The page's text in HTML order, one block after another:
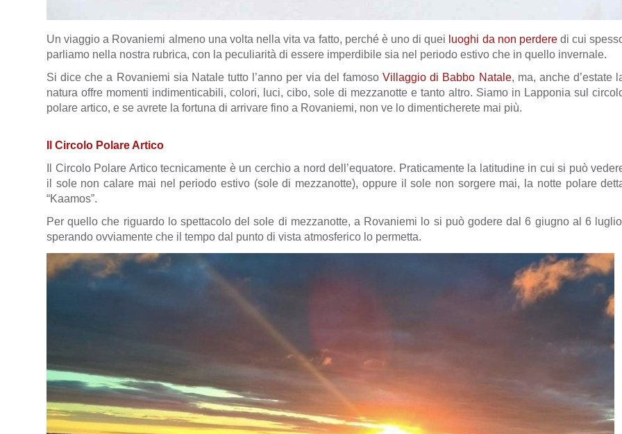
Un viaggio a Rovaniemi almeno una volta nella vita va fatto, perché è uno di quei luoghi da non perderedi cui
parliamo nella nostra rubrica, con la peculiarità di essere imperdibile sia nel periodo estivo che in quello invernale.
Si dice che a Rovaniemi sia Natale tutto l’anno per via del famosoVillaggio di Babbo Natale, ma, anche d’estate
natura offre momenti indimenticabili, colori, luci, cibo, sole di mezzanotte e tanto altro. Siamo in Lapponia sul
polare artico, e se avrete la fortuna di arrivare fino a Rovaniemi, non ve lo dimenticherete mai più.
Il Circolo Polare Artico
Il Circolo Polare Artico tecnicamente è un cerchio a nord dell’equatore. Praticamente la latitudine in cui si può
il sole non calare mai nel periodo estivo (sole di mezzanotte), oppure il sole non sorgere mai, la notte polare
“Kaamos”.
Per quello che riguardo lo spettacolo del sole di mezzanotte, a Rovaniemi lo si può godere dal 6 giugno al 6
sperando ovviamente che il tempo dal punto di vista atmosferico lo permetta.